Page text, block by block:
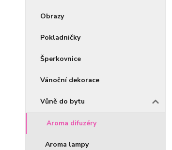
Obrazy
Pokladničky
Šperkovnice
Vánoční dekorace
Vůně do bytu
Aroma difuzéry
Aroma lampy